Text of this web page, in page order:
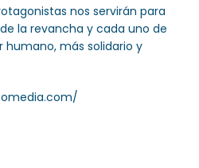
nos servirán para
la revancha y cada uno de
humano, más solidario y